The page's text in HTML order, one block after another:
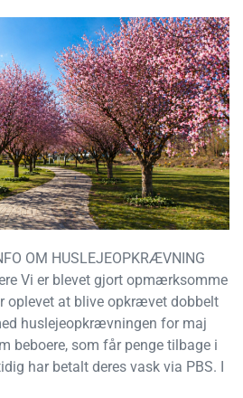
OM HUSLEJEOPKRÆVNING
Vi er blevet gjort opmærksomme
oplevet at blive opkrævet dobbelt
huslejeopkrævningen for maj
beboere, som får penge tilbage i
har betalt deres vask via PBS. I